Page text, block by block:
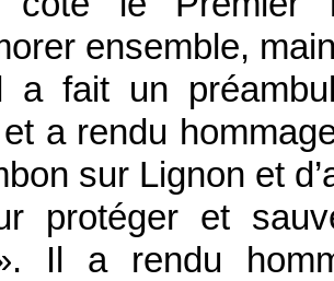
ensemble,
a fait un
et a rendu
sur Lignon et
protéger et
Il a rendu